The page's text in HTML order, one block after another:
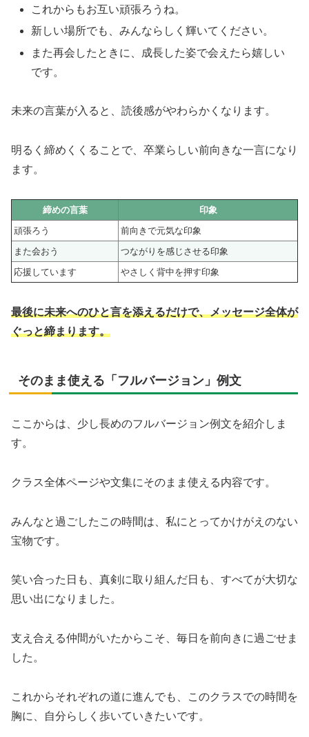
これからもお互い頑張ろうね。
新しい場所でも、みんならしく輝いてください。
また再会したときに、成長した姿で会えたら嬉しい
です。
未来の言葉が入ると、読後感がやわらかくなります。
明るく締めくくることで、卒業らしい前向きな一言になり
ます。
締めの言葉
印象
頑張ろう
前向きで元気な印象
また会おう
つながりを感じさせる印象
応援しています
やさしく背中を押す印象
最後に未来へのひと言を添えるだけで、メッセージ全体が
ぐっと締まります。
そのまま使える「フルバージョン」例文
ここからは、少し長めのフルバージョン例文を紹介しま
す。
クラス全体ページや文集にそのまま使える内容です。
みんなと過ごしたこの時間は、私にとってかけがえのない
宝物です。
笑い合った日も、真剣に取り組んだ日も、すべてが大切な
思い出になりました。
支え合える仲間がいたからこそ、毎日を前向きに過ごせま
した。
これからそれぞれの道に進んでも、このクラスでの時間を
胸に、自分らしく歩いていきたいです。